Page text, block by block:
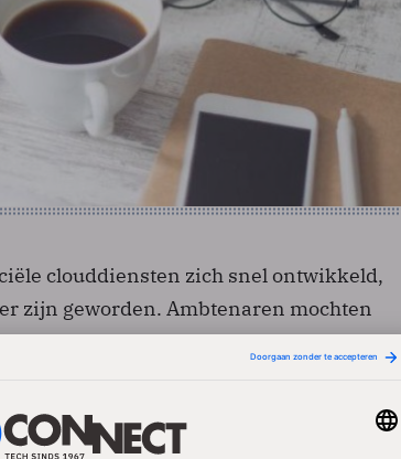
clouddiensten zich snel ontwikkeld,
zijn geworden. Ambtenaren mochten
zoals WeTransfer en
voorwaarden toegestaan. Sommige
om te denken dat afspraken met
haalbaar zijn. Het afhankelijk zijn van